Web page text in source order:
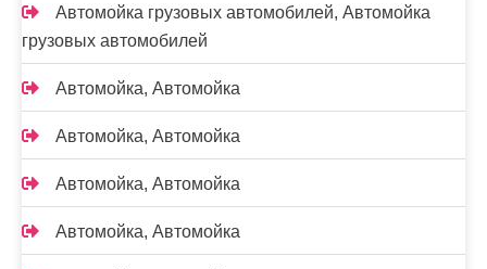
Автомойка грузовых автомобилей, Автомойка
грузовых автомобилей
Автомойка, Автомойка
Автомойка, Автомойка
Автомойка, Автомойка
Автомойка, Автомойка